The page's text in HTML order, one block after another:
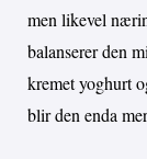
men likevel
balanserer den
kremet yoghurt
blir den enda